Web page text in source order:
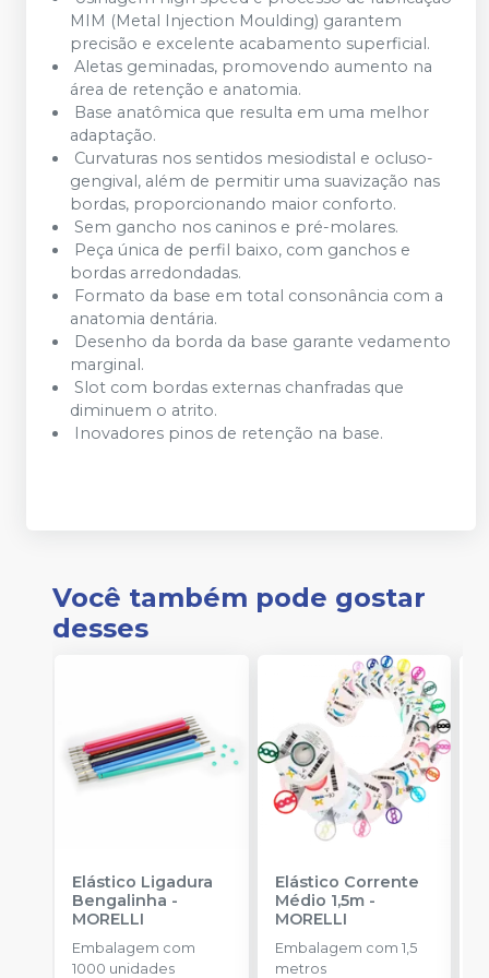
MIM (Metal Injection Moulding) garantem
precisão e excelente acabamento superficial.
Aletas geminadas, promovendo aumento na
área de retenção e anatomia.
Base anatômica que resulta em uma melhor
adaptação.
Curvaturas nos sentidos mesiodistal e ocluso-
gengival, além de permitir uma suavização nas
bordas, proporcionando maior conforto.
Sem gancho nos caninos e pré-molares.
Peça única de perfil baixo, com ganchos e
bordas arredondadas.
Formato da base em total consonância com a
anatomia dentária.
Desenho da borda da base garante vedamento
marginal.
Slot com bordas externas chanfradas que
diminuem o atrito.
Inovadores pinos de retenção na base.
Você também pode gostar
desses
Elástico Ligadura
Bengalinha -
MORELLI
Embalagem com
1000 unidades
Elástico Corrente
Médio 1,5m-
MORELLI
Embalagem com 1,5
metros